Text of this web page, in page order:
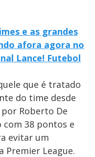
e as grandes
afora agora no
Lance! Futebol
que é tratado
do time desde
por Roberto De
com 38 pontos e
evitar um
Premier League.